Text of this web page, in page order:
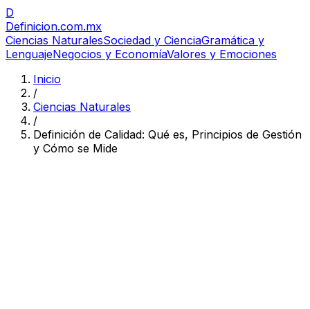
D
Definicion.com.mx
Ciencias NaturalesSociedad y CienciaGramática y
LenguajeNegocios y EconomíaValores y Emociones
Inicio
/
Ciencias Naturales
/
Definición de Calidad: Qué es, Principios de Gestión
y Cómo se Mide